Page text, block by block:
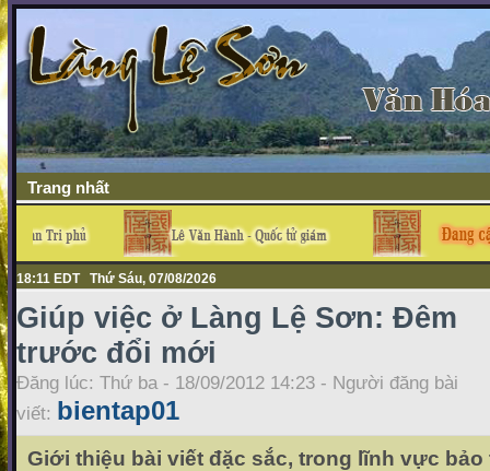
Trang nhất
18:11 EDT Thứ Sáu, 07/08/2026
Giúp việc ở Làng Lệ Sơn: Đêm
trước đổi mới
Đăng lúc: Thứ ba - 18/09/2012 14:23 - Người đăng bài
viết: bientap01
Giới thiệu bài viết đặc sắc, trong lĩnh vực